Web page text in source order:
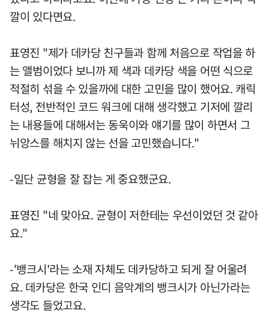
깔이 있다면요.
표영진 "제가 데카당 친구들과 함께 처음으로 작업을 하
는 앨범이었다 보니까 제 색과 데카당 색을 어떤 식으로
적절히 섞을 수 있을까에 대한 고민을 많이 했어요. 캐릭
터성, 전반적인 코드 워크에 대해 생각했고 기저에 깔리
는 내용들에 대해서는 동욱이와 얘기를 많이 하면서 그
뉘앙스를 해치지 않는 선을 고민했습니다."
-일단 균형을 잘 잡는 게 중요했군요.
표영진 "네 맞아요. 균형이 저한테는 우선이었던 것 같아
요."
-'뱅크시'라는 소재 자체도 데카당하고 되게 잘 어울려
요. 데카당은 한국 인디 음악계의 뱅크시가 아닌가라는
생각도 들었고요.